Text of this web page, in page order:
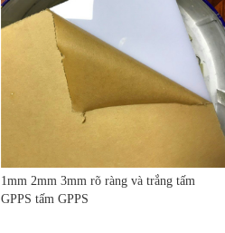
1mm 2mm 3mm rõ ràng và trắng tấm
GPPS tấm GPPS